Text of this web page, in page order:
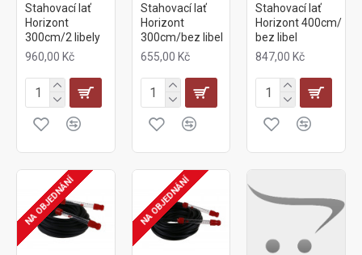
Stahovací lať
Horizont
300cm/2 libely
960,00 Kč
Stahovací lať
Horizont
300cm/bez libel
655,00 Kč
Stahovací lať
Horizont 400cm/
bez libel
847,00 Kč
NA OBJEDNÁNÍ NA OBJEDNÁNÍ